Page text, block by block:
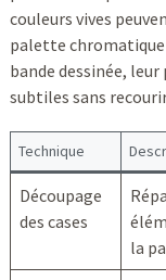
couleurs vives
palette
bande dessinée,
subtiles sans
Technique
Découpage
des cases
la